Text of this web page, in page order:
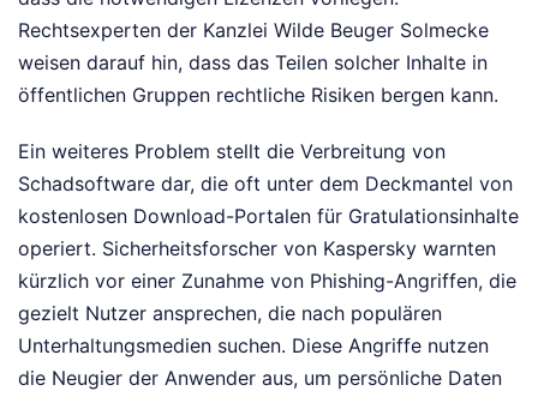
Rechtsexperten der Kanzlei Wilde Beuger Solmecke
weisen darauf hin, dass das Teilen solcher Inhalte in
öffentlichen Gruppen rechtliche Risiken bergen kann.
Ein weiteres Problem stellt die Verbreitung von
Schadsoftware dar, die oft unter dem Deckmantel von
kostenlosen Download-Portalen für Gratulationsinhalte
operiert. Sicherheitsforscher von Kaspersky warnten
kürzlich vor einer Zunahme von Phishing-Angriffen, die
gezielt Nutzer ansprechen, die nach populären
Unterhaltungsmedien suchen. Diese Angriffe nutzen
die Neugier der Anwender aus, um persönliche Daten